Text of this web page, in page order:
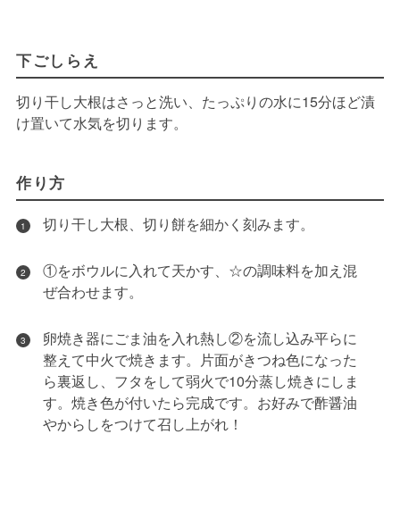
下ごしらえ
切り干し大根はさっと洗い、たっぷりの水に15分ほど漬
け置いて水気を切ります。
作り方
1 切り干し大根、切り餅を細かく刻みます。
2
①をボウルに入れて天かす、☆の調味料を加え混
ぜ合わせます。
3
卵焼き器にごま油を入れ熱し②を流し込み平らに
整えて中火で焼きます。片面がきつね色になった
ら裏返し、フタをして弱火で10分蒸し焼きにしま
す。焼き色が付いたら完成です。お好みで酢醤油
やからしをつけて召し上がれ！